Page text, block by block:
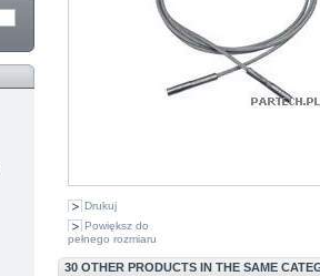
Drukuj
Powiększ do
pełnego rozmiaru
30 OTHER PRODUCTS IN THE SAME